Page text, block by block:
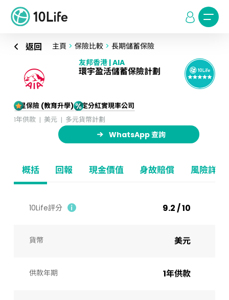
返回 主頁 > 保險比較> 長期儲蓄保險
友邦香港 | AIA
環宇盈活儲蓄保險計劃
5星保險 (教育升學)穩定分紅實現率公司
1年供款
美元 多元貨幣計劃
WhatsApp 查詢
概括 回報 現金價值 身故賠償 風險詳情
10Life評分 9.2 / 10
貨幣 美元
供款年期 1年供款